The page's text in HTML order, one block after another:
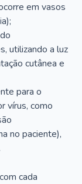
em vasos
utilizando a luz
cutânea e
para o
vírus, como
no paciente),
cada